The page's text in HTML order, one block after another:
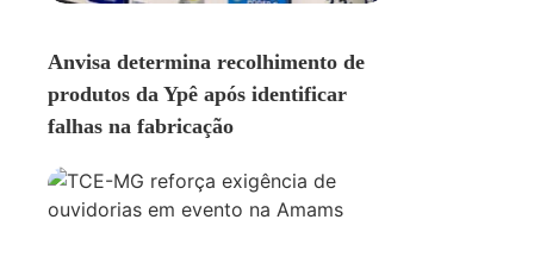
Anvisa determina recolhimento de
produtos da Ypê após identificar
falhas na fabricação